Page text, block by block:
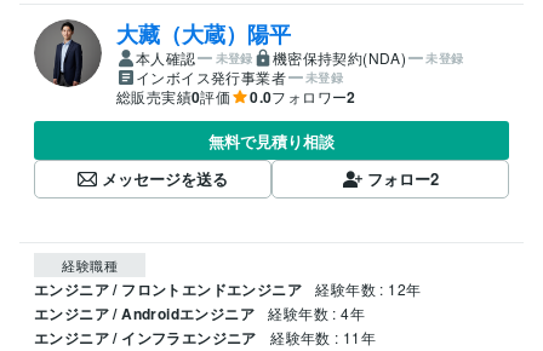
大藏（大蔵）陽平
本人確認 未登録 機密保持契約(NDA) 未登録
インボイス発行事業者 未登録
総販売実績0評価 0.0フォロワー2
無料で見積り相談
メッセージを送る
フォロー2
経験職種
エンジニア / フロントエンドエンジニア 経験年数 : 12年
エンジニア / Androidエンジニア 経験年数 : 4年
エンジニア / インフラエンジニア 経験年数 : 11年